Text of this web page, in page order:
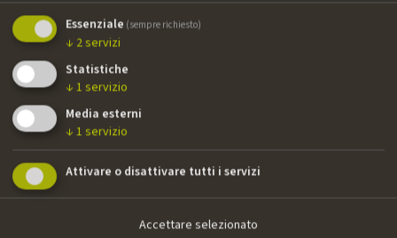
››Celebration of Flight
Films, ZDF/ARTE | script editor
››Liebe geht durch den Magen
Film, ARD | supervising editor
››Der Wunschbaum
ORF | supervising editor della versione in due parti
Nazionalità
Essenziale (sempre richiesto)
↓ 2 servizi
Statistiche
↓ 1 servizio
Media esterni
↓ 1 servizio
Attivare o disattivare tutti i servizi
Accettare selezionato